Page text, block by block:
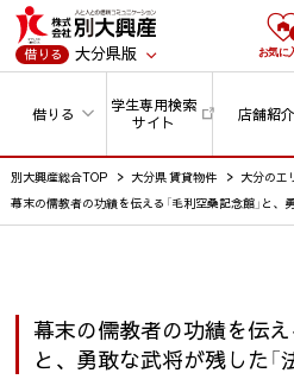
借りる 大分県版 お気に
借りる
学生専用検索
サイト
店舗紹介
別大興産総合TOP 大分県 賃貸物件
大分のエ
幕末の儒教者の功績を伝える「毛利空桑記念館」と、
幕末の儒教者の功績を伝え
と、勇敢な武将が残した「